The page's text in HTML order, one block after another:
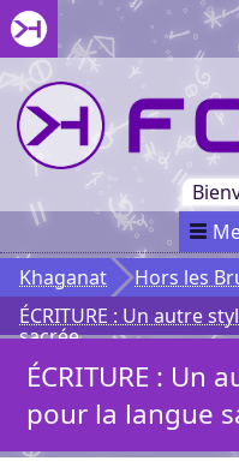
Aller au menu du forum
Aller au contenu du forum
Aller à la recherche dans
Passer le
menu
Khaganat
Retour
au début
du menu
Khaganat
Khaganat
Hors les
ÉCRITURE : Un autre
sacrée
ÉCRITURE : Un
pour la langue